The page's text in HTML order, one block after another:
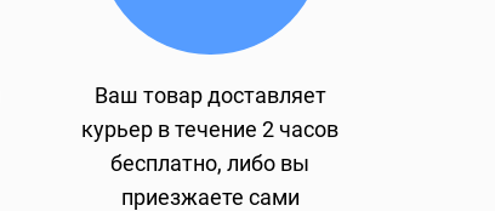
Ваш товар доставляет
курьер в течение 2 часов
бесплатно, либо вы
приезжаете сами